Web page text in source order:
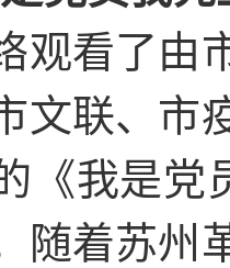
观看了由
文联、市
《我是党
随着苏